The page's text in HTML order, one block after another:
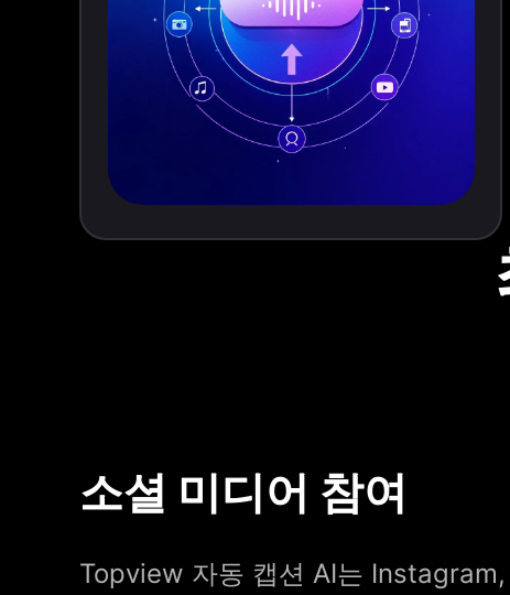
소셜 미디어 참여
Topview 자동 캡션 AI는